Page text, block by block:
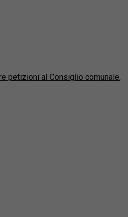
petizioni al Consiglio comunale,